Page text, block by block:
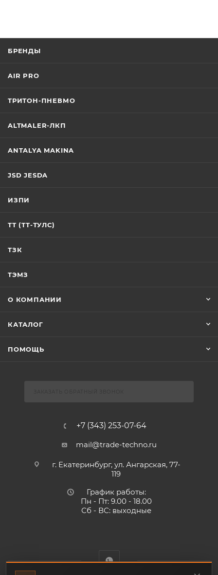
БРЕНДЫ
AIR PRO
ТРИТОН-ПНЕВМО
ALTMALER-ЛКП
ANTALYA MAKINA
JSD JESDA
ИЗПИ
ТТ (ТТ-ТУЛС)
ТЗК
ТЭМЗ
О КОМПАНИИ
КАТАЛОГ
ПОМОЩЬ
+7 (343) 253-07-64
mail@trade-techno.ru
г. Екатеринбург, ул. Ангарская, 77-
119
График работы:
Пн - Пт: 9.00 - 18.00
Сб - ВС: выходные